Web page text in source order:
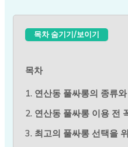
목차 숨기기/보이기
목차
1. 연산동 풀싸롱의 종류
2. 연산동 풀싸롱 이용 전
3. 최고의 풀싸롱 선택을